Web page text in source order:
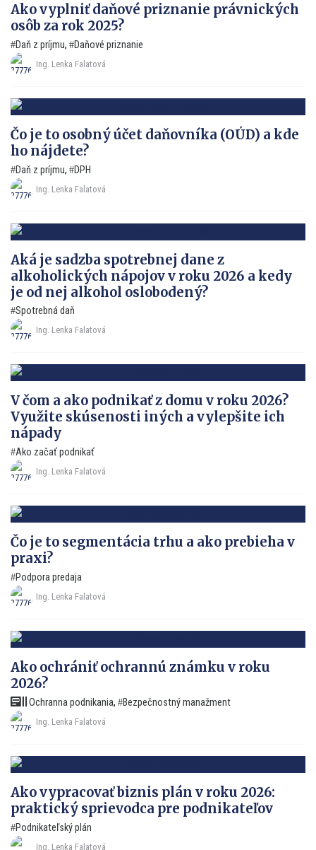
Ako vyplniť daňové priznanie právnických
osôb za rok 2025?
Daň z príjmu, Daňové priznanie
Ing. Lenka Falatová
Čo je to osobný účet daňovníka (OÚD) a kde
ho nájdete?
Daň z príjmu, DPH
Ing. Lenka Falatová
Aká je sadzba spotrebnej dane z
alkoholických nápojov v roku 2026 a kedy
je od nej alkohol oslobodený?
Spotrebná daň
Ing. Lenka Falatová
V čom a ako podnikať z domu v roku 2026?
Využite skúsenosti iných a vylepšite ich
nápady
Ako začať podnikať
Ing. Lenka Falatová
Čo je to segmentácia trhu a ako prebieha v
praxi?
Podpora predaja
Ing. Lenka Falatová
Ako ochrániť ochrannú známku v roku
2026?
Ochranna podnikania, Bezpečnostný manažment
Ing. Lenka Falatová
Ako vypracovať biznis plán v roku 2026:
praktický sprievodca pre podnikateľov
Podnikateľský plán
Ing. Lenka Falatová